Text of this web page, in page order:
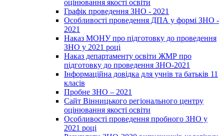
оцінювання якості освіти
Графік проведення ЗНО - 2021
Особливості проведення ДПА у формі ЗНО -
2021
Наказ МОНУ про підготовку до проведення
ЗНО у 2021 році
Наказ департаменту освіти ЖМР про
підготовку до проведення ЗНО-2021
Інформаційна довідка для учнів та батьків 11
класів
Пробне ЗНО – 2021
Сайт Вінницького регіонального центру
оцінювання якості освіти
Особливості проведення пробного ЗНО у
2021 році